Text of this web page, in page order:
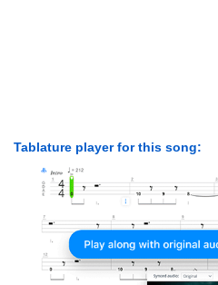
Tablature player for this song: